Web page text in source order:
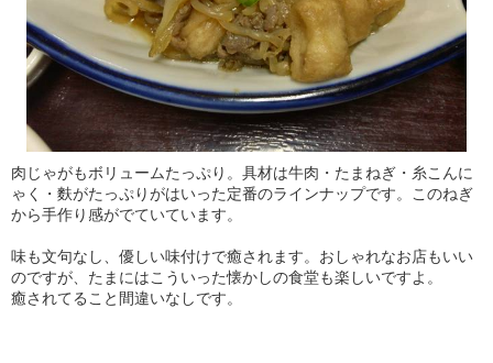
肉じゃがもボリュームたっぷり。具材は牛肉・たまねぎ・糸こんに
ゃく・麩がたっぷりがはいった定番のラインナップです。このねぎ
から手作り感がでていています。
味も文句なし、優しい味付けで癒されます。おしゃれなお店もいい
のですが、たまにはこういった懐かしの食堂も楽しいですよ。
癒されてること間違いなしです。